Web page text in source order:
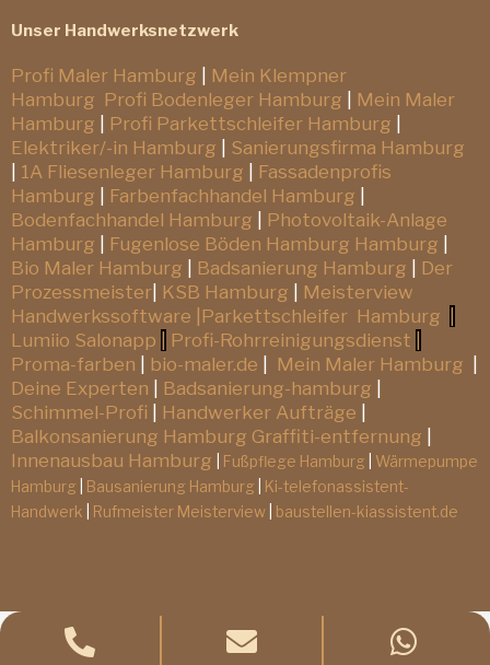
Unser Handwerksnetzwerk
Profi Maler Hamburg
Mein Klempner
Hamburg Profi Bodenleger Hamburg
Mein Maler
Hamburg
Profi Parkettschleifer Hamburg
Elektriker/-in Hamburg
Sanierungsfirma Hamburg
1A Fliesenleger Hamburg
Fassadenprofis
Hamburg
Farbenfachhandel Hamburg
Bodenfachhandel Hamburg
Photovoltaik-Anlage
Hamburg
Fugenlose Böden Hamburg Hamburg
Bio Maler Hamburg
Badsanierung Hamburg
Der
Prozessmeister KSB Hamburg
Meisterview
Handwerkssoftware | Parkettschleifer Hamburg
Lumiio Salonapp
Profi-Rohrreinigungsdienst
Proma-farben
bio-maler.de Mein Maler Hamburg
Deine Experten
Badsanierung-hamburg
Schimmel-Profi
Handwerker Aufträge
Balkonsanierung Hamburg Graffiti-entfernung
Innenausbau Hamburg
Fußpflege Hamburg
Wärmepumpe
Hamburg
Bausanierung Hamburg
Ki-telefonassistent-
Handwerk
Rufmeister Meisterview baustellen-kiassistent.de